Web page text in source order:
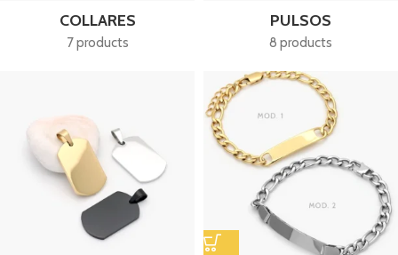
COLLARES
7 products
PULSOS
8 products